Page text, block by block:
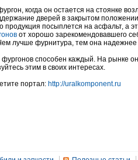
когда он остается на стоянке
дверей в закрытом
продукция посыплется на асфальт, а
от хорошо зарекомендовавшего
лучше фурнитура, тем она надежнее
способен каждый. На рынке
этим в своих интересах.
портал: http://uralkomponent.ru